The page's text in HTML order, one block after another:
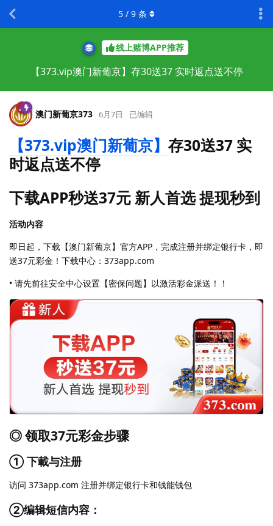
线上赌博APP推荐
【373.vip澳门新葡京】存30送37 实时返点送不停
5 / 9 条
澳门新葡京373 6月7日 已编辑
【373.vip澳门新葡京】 存30送37 实
时返点送不停
下载APP秒送37元 新人首选 提现秒到
活动内容
即日起，下载【澳门新葡京】官方APP，完成注册并绑定银行卡，即
送37元彩金！下载中心：373app.com
• 请先前往安全中心设置【密保问题】以激活彩金派送！！
◎ 领取37元彩金步骤
① 下載与注册
访问 373app.com 注册并绑定银行卡和钱能钱包
②编辑短信内容：